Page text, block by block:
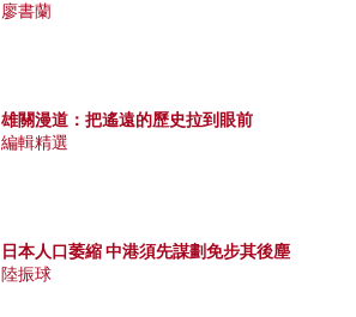
廖書蘭
雄關漫道：把遙遠的歷史拉到眼前
編輯精選
日本人口萎縮 中港須先謀劃免步其後塵
陸振球